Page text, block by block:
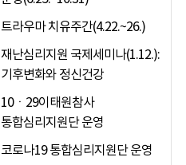
트라우마 치유주간(4.22.~26.)
재난심리지원 국제세미나(1.12.):
기후변화와 정신건강
10ㆍ29이태원참사
통합심리지원단 운영
코로나19 통합심리지원단 운영